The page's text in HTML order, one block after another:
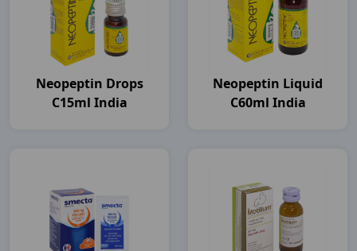
Neopeptin Drops
C15ml India
Neopeptin Liquid
C60ml India